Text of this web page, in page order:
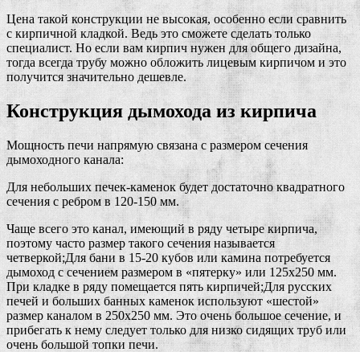
Цена такой конструкции не высокая, особенно если сравнить
с кирпичной кладкой. Ведь это сможете сделать только
специалист. Но если вам кирпич нужен для общего дизайна,
тогда всегда трубу можно обложить лицевым кирпичом и это
получится значительно дешевле.
Конструкция дымохода из кирпича
Мощность печи напрямую связана с размером сечения
дымоходного канала:
Для небольших печек-каменок будет достаточно квадратного
сечения с ребром в 120-150 мм.
Чаще всего это канал, имеющий в ряду четыре кирпича,
поэтому часто размер такого сечения называется
четверкой;Для бани в 15-20 кубов или камина потребуется
дымоход с сечением размером в «пятерку» или 125х250 мм.
При кладке в ряду помещается пять кирпичей;Для русских
печей и больших банных каменок используют «шестой»
размер каналом в 250х250 мм. Это очень большое сечение, и
прибегать к нему следует только для низко сидящих труб или
очень большой топки печи.